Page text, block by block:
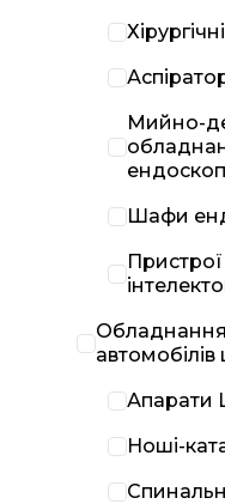
Мийно-
Шафи
Апарати
Ноші-